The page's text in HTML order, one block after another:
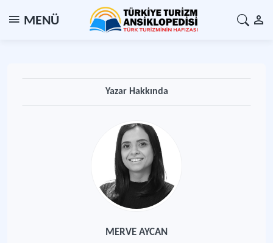
MENÜ
Yazar Hakkında
MERVE AYCAN